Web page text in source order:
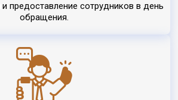
предоставление сотрудников в день
обращения.